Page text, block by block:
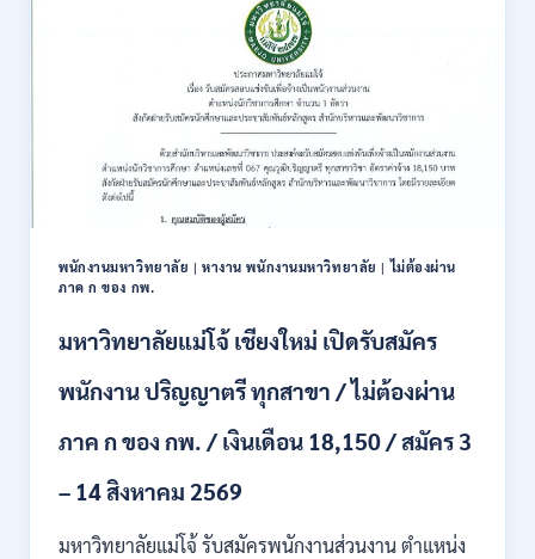
ข้าราชการ
28
/
ปวส.
ป.ตรี
สาขา
สมัคร
ONLINE
ก.ค.
19
2569
พนักงานมหาวิทยาลัย |หางาน พนักงานมหาวิทยาลัย |ไม่ต้องผ่าน
ภาค ก ของ กพ.
มหาวิทยาลัยแม่โจ้ เชียงใหม่ เปิดรับสมัคร
พนักงาน ปริญญาตรี ทุกสาขา / ไม่ต้องผ่าน
ภาค ก ของ กพ. / เงินเดือน 18,150 / สมัคร 3
– 14 สิงหาคม 2569
มหาวิทยาลัยแม่โจ้ รับสมัครพนักงานส่วนงาน ตำแหน่ง